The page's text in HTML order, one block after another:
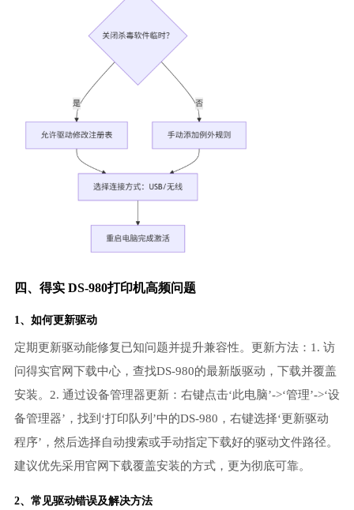
四、得实 DS-980打印机高频问题
1、如何更新驱动
定期更新驱动能修复已知问题并提升兼容性。更新方法：1. 访
问得实官网下载中心，查找DS-980的最新版驱动，下载并覆盖
安装。2. 通过设备管理器更新：右键点击‘此电脑’->‘管理’->‘设
备管理器’，找到‘打印队列’中的DS-980，右键选择‘更新驱动
程序’，然后选择自动搜索或手动指定下载好的驱动文件路径。
建议优先采用官网下载覆盖安装的方式，更为彻底可靠。
2、常见驱动错误及解决方法